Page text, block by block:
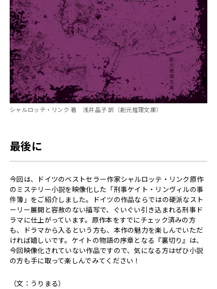
シャルロッテ・リンク 著 浅井晶子 訳（創元推理文庫）
最後に
今回は、ドイツのベストセラー作家シャルロッテ・リンク原作
のミステリー小説を映像化した「刑事ケイト・リンヴィルの事
件簿」をご紹介しました。ドイツの作品ならではの硬派なスト
ーリー展開と容赦のない描写で、ぐいぐい引き込まれる刑事ド
ラマに仕上がっています。原作本をすでにチェック済みの方
も、ドラマから入るという方も、本作の魅力を楽しんでいただ
ければ嬉しいです。ケイトの物語の序章となる『裏切り』は、
今回映像化されていない作品ですので、気になる方はぜひ小説
の方も手に取って楽しんでみてください！
（文：うりまる）